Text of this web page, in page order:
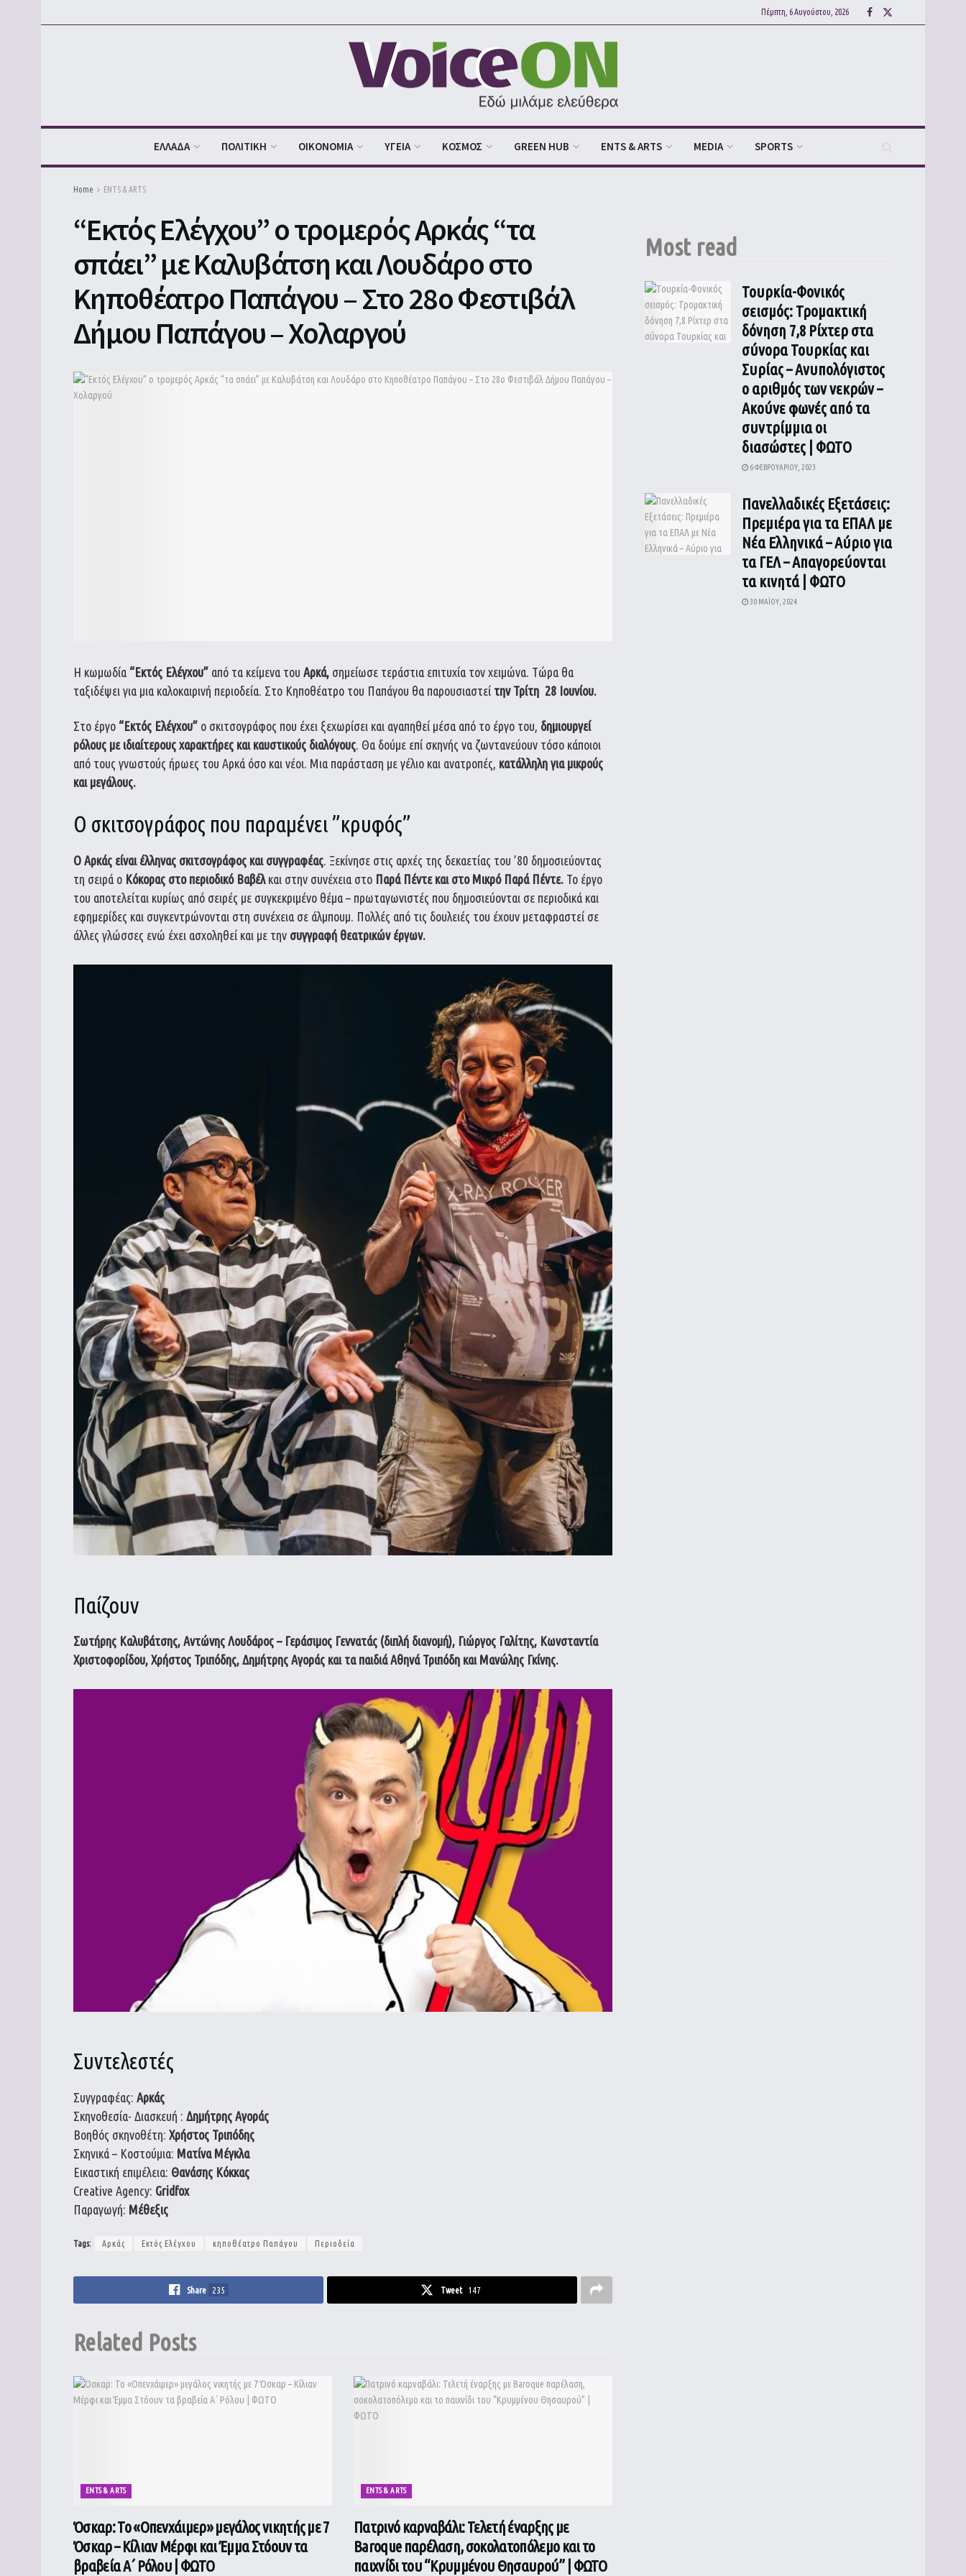
Πέμπτη, 6 Αυγούστου, 2026
ΕΛΛΑΔΑ ΠΟΛΙΤΙΚΗ ΟΙΚΟΝΟΜΙΑ ΥΓΕΙΑ ΚΟΣΜΟΣ GREEN HUB ENTS & ARTS MEDIA SPORTS
Home ENTS & ARTS
“Εκτός Ελέγχου” ο τρομερός Αρκάς “τα
σπάει” με Καλυβάτση και Λουδάρο στο
Κηποθέατρο Παπάγου – Στο 28ο Φεστιβάλ
Δήμου Παπάγου – Χολαργού
Η κωμωδία “Εκτός Ελέγχου” από τα κείμενα του Αρκά, σημείωσε τεράστια επιτυχία τον χειμώνα. Τώρα θα
ταξιδέψει για μια καλοκαιρινή περιοδεία. Στο Κηποθέατρο του Παπάγου θα παρουσιαστεί την Τρίτη 28 Ιουνίου.
Στο έργο “Εκτός Ελέγχου” ο σκιτσογράφος που έχει ξεχωρίσει και αγαπηθεί μέσα από το έργο του, δημιουργεί
ρόλους με ιδιαίτερους χαρακτήρες και καυστικούς διαλόγους . Θα δούμε επί σκηνής να ζωντανεύουν τόσο κάποιοι
από τους γνωστούς ήρωες του Αρκά όσο και νέοι. Μια παράσταση με γέλιο και ανατροπές, κατάλληλη για μικρούς
και μεγάλους.
Ο σκιτσογράφος που παραμένει ”κρυφός”
Ο Αρκάς είναι έλληνας σκιτσογράφος και συγγραφέας. Ξεκίνησε στις αρχές της δεκαετίας του ’80 δημοσιεύοντας
τη σειρά ο Κόκορας στο περιοδικό Βαβέλκαι στην συνέχεια στο Παρά Πέντε και στο Μικρό Παρά Πέντε. Το έργο
του αποτελείται κυρίως από σειρές με συγκεκριμένο θέμα – πρωταγωνιστές που δημοσιεύονται σε περιοδικά και
εφημερίδες και συγκεντρώνονται στη συνέχεια σε άλμπουμ. Πολλές από τις δουλειές του έχουν μεταφραστεί σε
άλλες γλώσσες ενώ έχει ασχοληθεί και με την συγγραφή θεατρικών έργων.
Παίζουν
Σωτήρης Καλυβάτσης, Αντώνης Λουδάρος – Γεράσιμος Γεννατάς (διπλή διανομή), Γιώργος Γαλίτης, Κωνσταντία
Χριστοφορίδου, Χρήστος Τριπόδης, Δημήτρης Αγοράς και τα παιδιά Αθηνά Τριπόδη και Μανώλης Γκίνης.
Συντελεστές
Συγγραφέας: Αρκάς
Σκηνοθεσία- Διασκευή : Δημήτρης Αγοράς
Βοηθός σκηνοθέτη: Χρήστος Τριπόδης
Σκηνικά – Κοστούμια: Ματίνα Μέγκλα
Εικαστική επιμέλεια: Θανάσης Κόκκας
Creative Agency: Gridfox
Παραγωγή: Μέθεξις
Tags: Αρκάς Εκτός Ελέγχου κηποθέατρο Παπάγου Περιοδεία
Share 235 Tweet 147
Related Posts
ENTS & ARTS
Όσκαρ: Το «Οπενχάιμερ» μεγάλος νικητής με 7
Όσκαρ – Κίλιαν Μέρφι και Έμμα Στόουν τα
βραβεία Α΄ Ρόλου | ΦΩΤΟ
ENTS & ARTS
Πατρινό καρναβάλι: Τελετή έναρξης με
Baroque παρέλαση, σοκολατοπόλεμο και το
παιχνίδι του “Κρυμμένου Θησαυρού” | ΦΩΤΟ
Most read
Τουρκία-Φονικός
σεισμός: Τρομακτική
δόνηση 7,8 Ρίχτερ στα
σύνορα Τουρκίας και
Συρίας – Ανυπολόγιστος
ο αριθμός των νεκρών –
Ακούνε φωνές από τα
συντρίμμια οι
διασώστες | ΦΩΤΟ
6 ΦΕΒΡΟΥΑΡΊΟΥ, 2023
Πανελλαδικές Εξετάσεις:
Πρεμιέρα για τα ΕΠΑΛ με
Νέα Ελληνικά – Αύριο για
τα ΓΕΛ – Απαγορεύονται
τα κινητά | ΦΩΤΟ
30 ΜΑΪ́ΟΥ, 2024